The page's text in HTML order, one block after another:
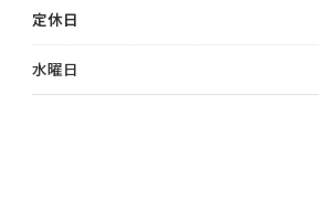
定休日
水曜日